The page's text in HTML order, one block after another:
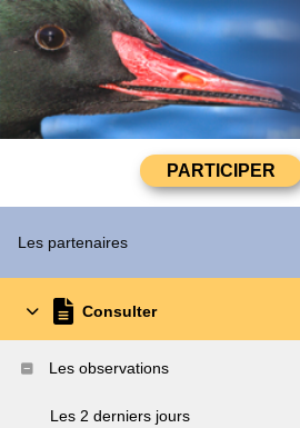
Les partenaires
Consulter
Les observations
Les 2 derniers jours